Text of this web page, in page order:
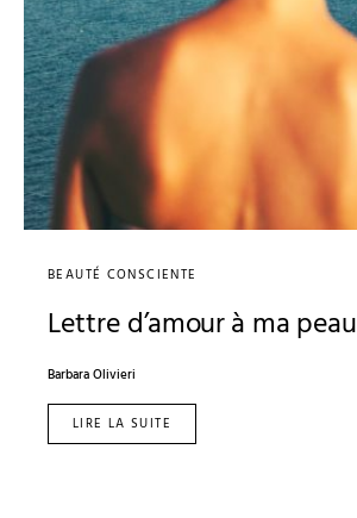
BEAUTÉ CONSCIENTE
Lettre d’amour à ma peau
Barbara Olivieri
LIRE LA SUITE